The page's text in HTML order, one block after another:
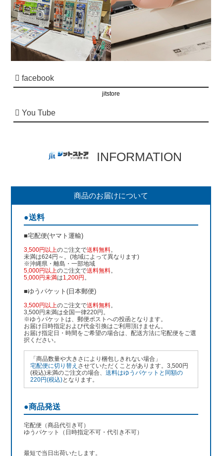
facebook
jitstore
You Tube
INFORMATION
商品のお届けについて
●送料
■宅配便(ヤマト運輸)
3,500円以上のご注文で送料無料。
未満は624円～。(地域によって異なります)
※沖縄県・離島・一部地域
5,000円以上のご注文で送料無料。
5,000円未満は1,200円 。
■ゆうパケット(日本郵便)
3,500円以上のご注文で送料無料。
3,500円未満は全国一律220円。
※ゆうパケットは、郵便ポストへの投函となります。
お届け日時指定および代金引換はご利用頂けません。
お届け指定日・時間をご希望の場合は、配送方法に宅配便をご選
択ください。
「商品数量や大きさにより梱包しきれない場合」
宅配便に切り替え させていただくことがあります。3,500円
(税込)未満のご注文の場合、送料はゆうパケットと同額の
220円(税込)となります。
●商品発送
宅配便（商品代引き可）
ゆうパケット（日時指定不可・代引き不可）
最短で当日出荷いたします。